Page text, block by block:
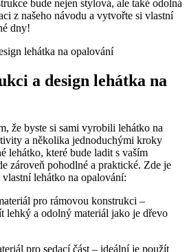
bude nejen stylová, ale také odolná
z našeho návodu a vytvořte si vlastní
dny!
a design lehátka na
že byste si sami vyrobili lehátko na
a několika jednoduchými kroky
lehátko, které bude ladit s vaším
zároveň pohodlné a praktické. Zde je
lehátko na opalování:
pro rámovou konstrukci –
lehký a odolný materiál jako je dřevo
pro sedací část – ideální je použít